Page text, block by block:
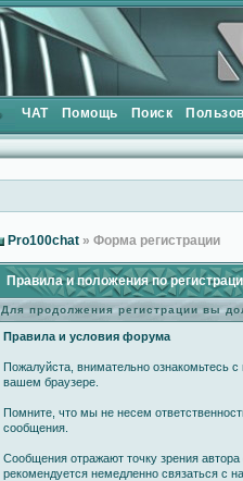
ЧАТ Помощь Поиск
Pro100chat » Форма регистрации
Правила и положения по
Для продолжения регистрации вы
Правила и условия форума
Пожалуйста, внимательно ознакомьтесь
вашем браузере.
Помните, что мы не несем
сообщения.
Сообщения отражают точку зрения
рекомендуется немедленно связаться с